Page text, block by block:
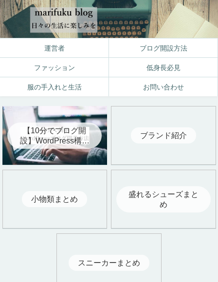
運営者 ブログ開設方法
ファッション 低身長必見
服の手入れと生活 お問い合わせ
【10分でブログ開
設】WordPress構築
方法を写真付きで公
開
ブランド紹介
小物類まとめ
盛れるシューズまと
め
スニーカーまとめ